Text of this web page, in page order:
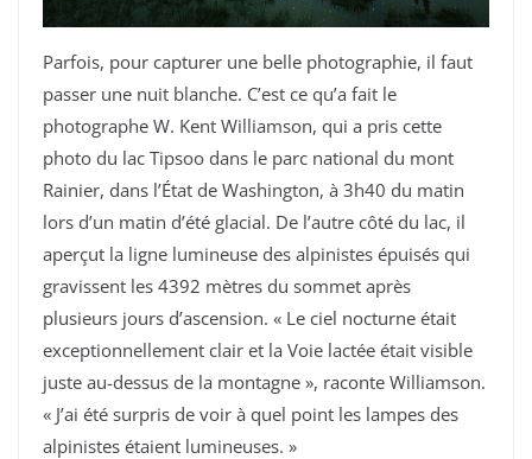
Parfois, pour capturer une belle photographie, il faut
passer une nuit blanche. C’est ce qu’a fait le
photographe W. Kent Williamson, qui a pris cette
photo du lac Tipsoo dans le parc national du mont
Rainier, dans l’État de Washington, à 3h40 du matin
lors d’un matin d’été glacial. De l’autre côté du lac, il
aperçut la ligne lumineuse des alpinistes épuisés qui
gravissent les 4392 mètres du sommet après
plusieurs jours d’ascension. « Le ciel nocturne était
exceptionnellement clair et la Voie lactée était visible
juste au-dessus de la montagne », raconte Williamson.
« J’ai été surpris de voir à quel point les lampes des
alpinistes étaient lumineuses. »